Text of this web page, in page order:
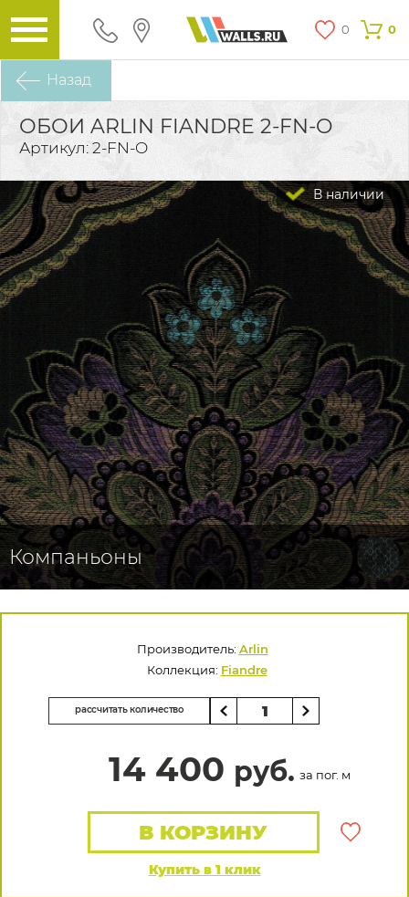
0 0
Назад
ОБОИ ARLIN FIANDRE 2-FN-O
Артикул: 2-FN-O
В наличии
Компаньоны
Производитель: Arlin
Коллекция: Fiandre
рассчитать количество
14 400 руб. за пог. м
Купить в 1 клик
В КОРЗИНУ